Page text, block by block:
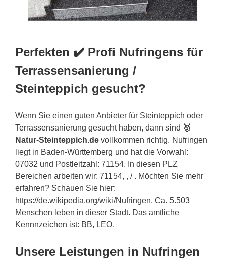
Perfekten ✔️ Profi Nufringens für
Terrassensanierung /
Steinteppich gesucht?
Wenn Sie einen guten Anbieter für Steinteppich oder
Terrassensanierung gesucht haben, dann sind 🥇
Natur-Steinteppich.de vollkommen richtig. Nufringen
liegt in Baden-Württemberg und hat die Vorwahl:
07032 und Postleitzahl: 71154. In diesen PLZ
Bereichen arbeiten wir: 71154, , / . Möchten Sie mehr
erfahren? Schauen Sie hier:
https://de.wikipedia.org/wiki/Nufringen. Ca. 5.503
Menschen leben in dieser Stadt. Das amtliche
Kennnzeichen ist: BB, LEO.
Unsere Leistungen in Nufringen